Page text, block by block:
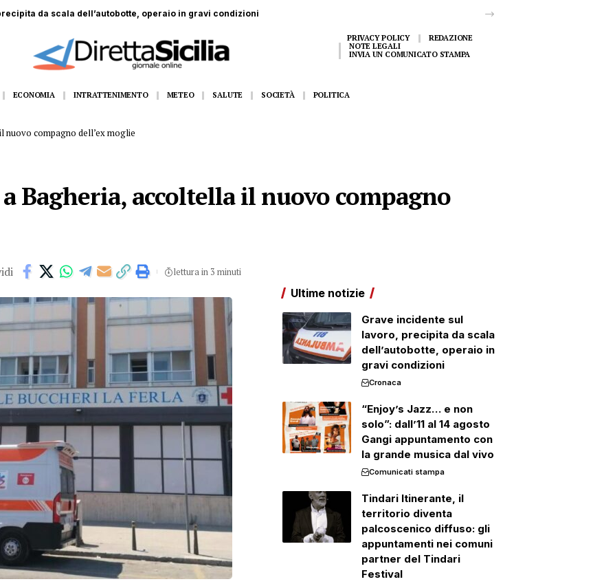
da scala dell’autobotte, operaio in gravi condizioni
PRIVACY POLICY
REDAZIONE
NOTE LEGALI
INVIA UN COMUNICATO STAMPA
ECONOMIA INTRATTENIMENTO METEO SALUTE SOCIETÀ POLITICA
nuovo compagno dell’ex moglie
Bagheria, accoltella il nuovo compagno
lettura in 3 minuti
Ultime notizie
Grave incidente sul
lavoro, precipita da scala
dell’autobotte, operaio in
gravi condizioni
Cronaca
“Enjoy’s Jazz… e non
solo”: dall’11 al 14 agosto
Gangi appuntamento con
la grande musica dal vivo
Comunicati stampa
Tindari Itinerante, il
territorio diventa
palcoscenico diffuso: gli
appuntamenti nei comuni
partner del Tindari
Festival